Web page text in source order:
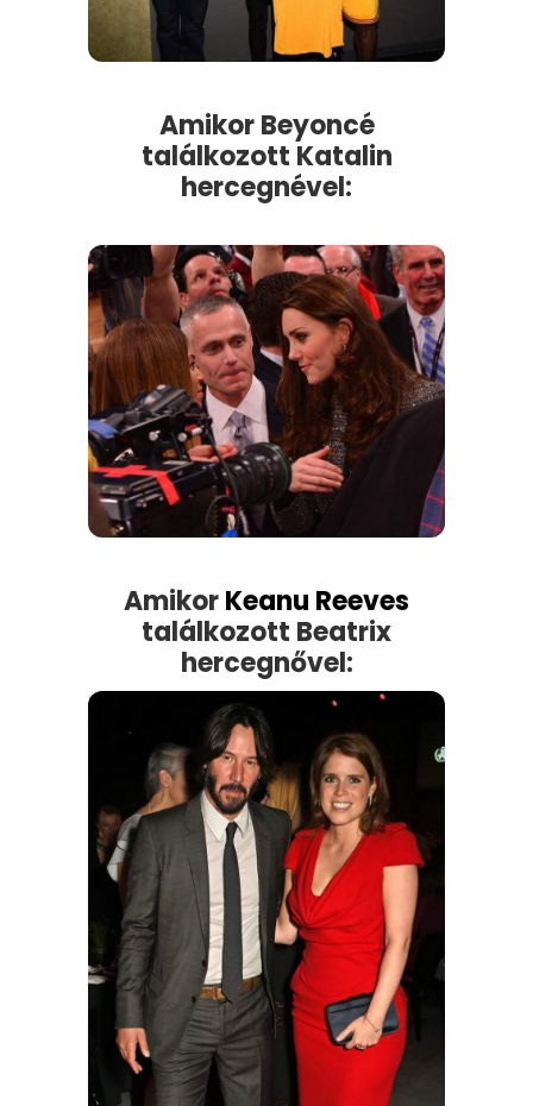
Amikor Beyoncé
találkozott Katalin
hercegnével:
AmikorKeanu Reeves
találkozott Beatrix
hercegnővel: